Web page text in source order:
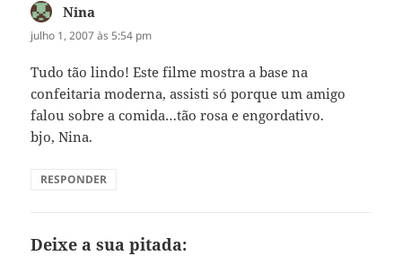
Nina
julho 1, 2007 às 5:54 pm
Tudo tão lindo! Este filme mostra a base na
confeitaria moderna, assisti só porque um amigo
falou sobre a comida…tão rosa e engordativo.
bjo, Nina.
RESPONDER
Deixe a sua pitada: